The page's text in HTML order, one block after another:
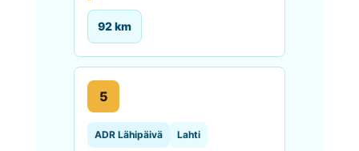
92 km
5
ADR Lähipäivä Lahti